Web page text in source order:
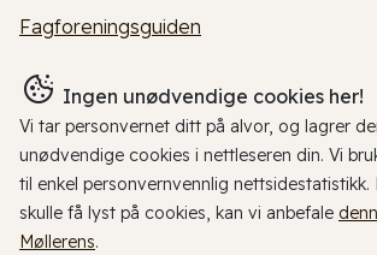
Fagforeningsguiden
Ingen unødvendige cookies her!
Vi tar personvernet ditt på alvor, og lagrer
unødvendige cookies i nettleseren din. Vi
til enkel personvernvennlig nettsidestatistikk.
skulle få lyst på cookies, kan vi anbefale
Møllerens.